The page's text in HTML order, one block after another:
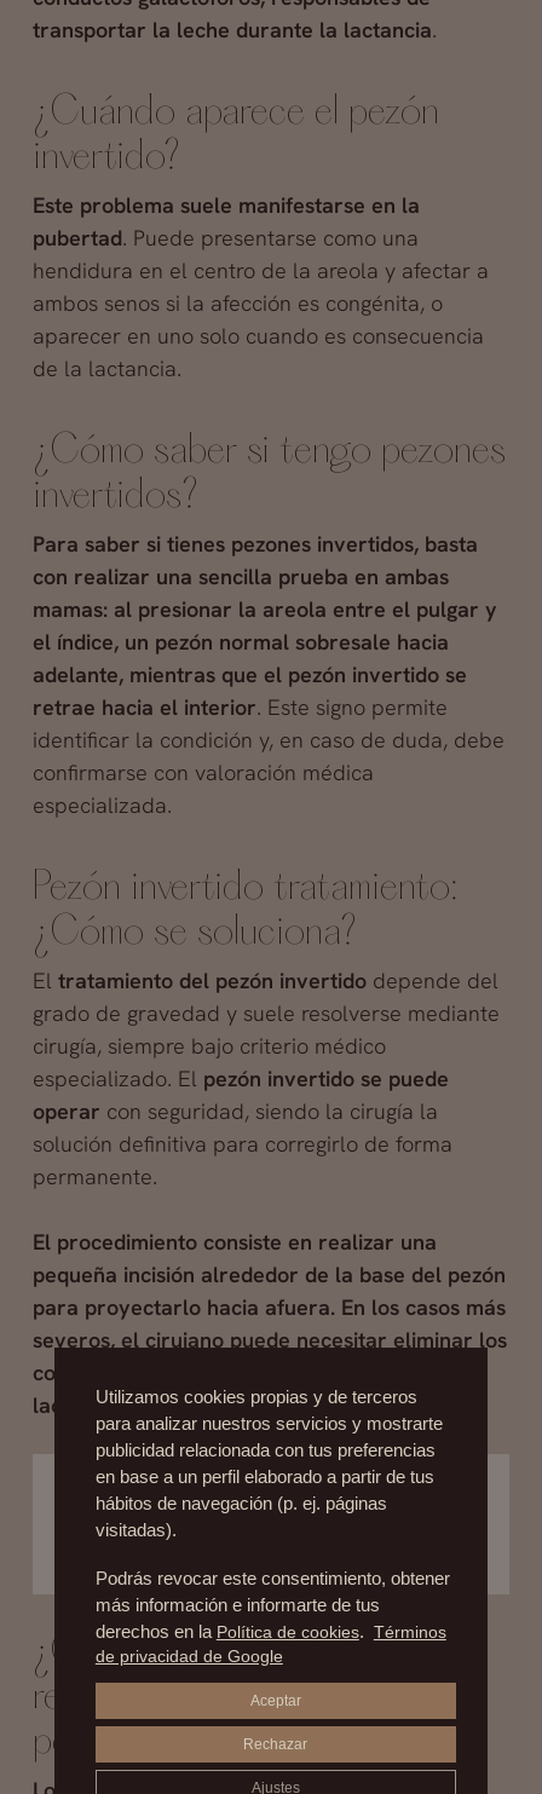
transportar la leche durante la lactancia.
¿Cuándo aparece el pezón
invertido?
Este problema suele manifestarse en la
pubertad. Puede presentarse como una
hendidura en el centro de la areola y afectar a
ambos senos si la afección es congénita, o
aparecer en uno solo cuando es consecuencia
de la lactancia.
¿Cómo saber si tengo pezones
invertidos?
Para saber si tienes pezones invertidos, basta
con realizar una sencilla prueba en ambas
mamas: al presionar la areola entre el pulgar y
el índice, un pezón normal sobresale hacia
adelante, mientras que el pezón invertido se
retrae hacia el interior. Este signo permite
identificar la condición y, en caso de duda, debe
confirmarse con valoración médica
especializada.
Pezón invertido tratamiento:
¿Cómo se soluciona?
El tratamiento del pezón invertidodepende del
grado de gravedad y suele resolverse mediante
cirugía, siempre bajo criterio médico
especializado. El pezón invertido se puede
operar con seguridad, siendo la cirugía la
solución definitiva para corregirlo de forma
permanente.
El procedimiento consiste en realizar una
pequeña incisión alrededor de la base del pezón
para proyectarlo hacia afuera. En los casos más
severos, el cirujano puede necesitar eliminar los
conductos galactóforos, lo que significa que la
lactancia ya no será posible.
¿Te interesa esta cirugía?Agenda tu cita sin
compromiso
¿Cuándo se notan los
resultados de la cirugía de
pezón invertido?
Utilizamos cookies propias y de terceros
para analizar nuestros servicios y mostrarte
publicidad relacionada con tus preferencias
en base a un perfil elaborado a partir de tus
hábitos de navegación (p. ej. páginas
visitadas).
Podrás revocar este consentimiento, obtener
más información e informarte de tus
derechos en la Política de cookies. Términos
de privacidad de Google
Aceptar
Rechazar
Ajustes